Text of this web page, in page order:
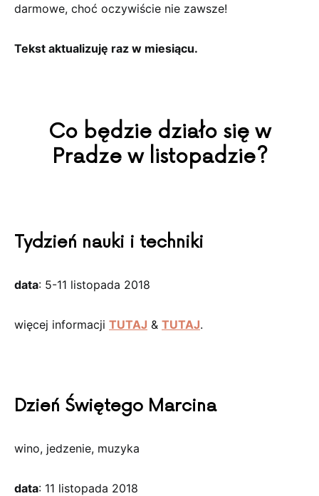
darmowe, choć oczywiście nie zawsze!
Tekst aktualizuję raz w miesiącu.
Co będzie działo się w
Pradze w listopadzie?
Tydzień nauki i techniki
data: 5-11 listopada 2018
więcej informacji TUTAJ & TUTAJ.
Dzień Świętego Marcina
wino, jedzenie, muzyka
data: 11 listopada 2018